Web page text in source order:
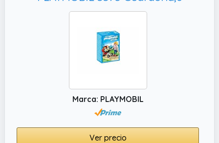
Marca: PLAYMOBIL
Ver precio